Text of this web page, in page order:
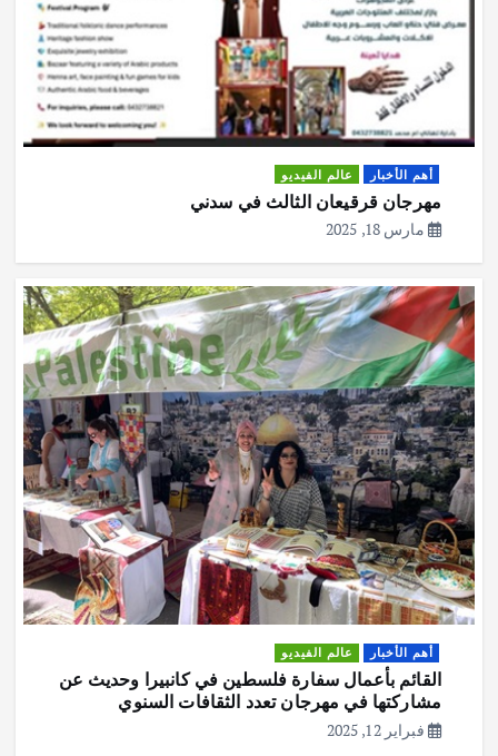
أهم الأخبار عالم الفيديو
مهرجان قرقيعان الثالث في سدني
مارس 18, 2025
أهم الأخبار عالم الفيديو
القائم بأعمال سفارة فلسطين في كانبيرا وحديث عن
مشاركتها في مهرجان تعدد الثقافات السنوي
فبراير 12, 2025 أهم الأخبار